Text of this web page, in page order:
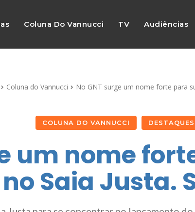
Coluna Do Vannucci TV Audiências
Coluna do Vannucci No GNT surge um nome forte para
COLUNA DO VANNUCCI DESTAQUES
um nome
Saia Justa.